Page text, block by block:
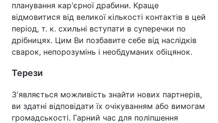
планування кар'єрної драбини. Краще
відмовитися від великої кількості контактів в цей
період, т. к. схильні вступати в суперечки по
дрібницях. Цим Ви позбавите себе від наслідків
сварок, непорозумінь і необдуманих обіцянок.
Терези
З'являється можливість знайти нових партнерів,
ви здатні відповідати їх очікуванням або вимогам
громадськості. Гарний час для поліпшення